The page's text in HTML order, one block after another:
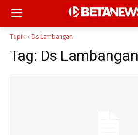
Topik Ds Lambangan
Tag: Ds Lambangan